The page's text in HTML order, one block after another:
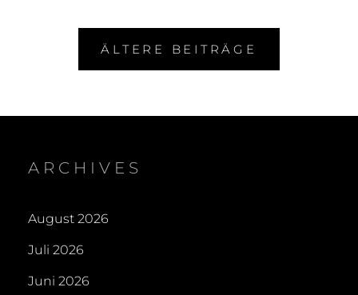
Beitragsnavigation
ÄLTERE BEITRÄGE
ARCHIVES
August 2026
Juli 2026
Juni 2026